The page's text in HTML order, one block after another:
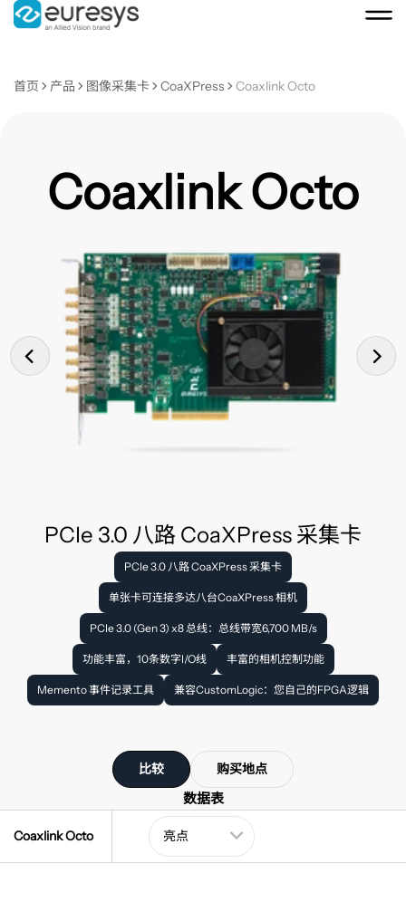
首页 产品 图像采集卡 CoaXPress Coaxlink Octo
Coaxlink Octo
PCIe 3.0 八路 CoaXPress 采集卡
PCIe 3.0 八路 CoaXPress 采集卡
单张卡可连接多达八台CoaXPress 相机
PCIe 3.0 (Gen 3) x8 总线：总线带宽6,700 MB/s
功能丰富，10条数字I/O线 丰富的相机控制功能
Memento 事件记录工具 兼容CustomLogic：您自己的FPGA逻辑
数据表
比较 购买地点
Coaxlink Octo